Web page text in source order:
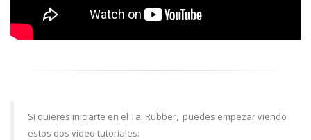
Si quieres iniciarte en el Tai Rubber, puedes empezar viendo
estos dos video tutoriales: